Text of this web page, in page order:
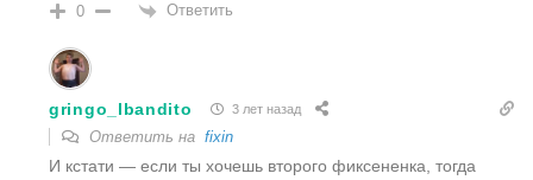
0 Ответить
gringo_lbandito 3 лет назад
Ответить на fixin
И кстати — если ты хочешь второго фиксененка, тогда